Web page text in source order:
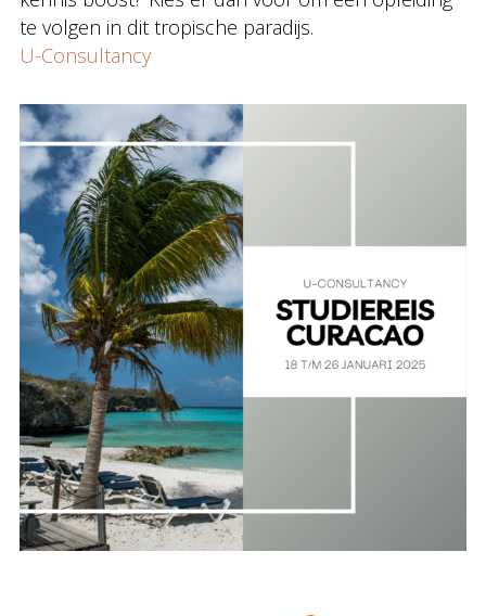
te volgen in dit tropische paradijs.
U-Consultancy